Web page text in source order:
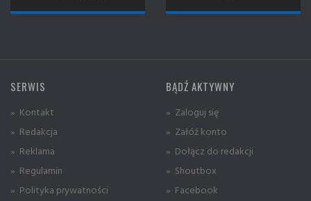
SERWIS
» Kontakt
» Redakcja
» Reklama
» Regulamin
» Polityka prywatności
BĄDŹ AKTYWNY
» Zaloguj się
» Załóż konto
» Dołącz do redakcji
» Shoutbox
» Facebook